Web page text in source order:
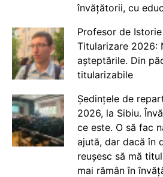
învățătorii, cu
Profesor de
Titularizare 2026:
așteptările. Din
titularizabile
Ședințele de
2026, la Sibiu.
ce este. O să fac
ajută, dar dacă în
reușesc să mă
mai rămân în